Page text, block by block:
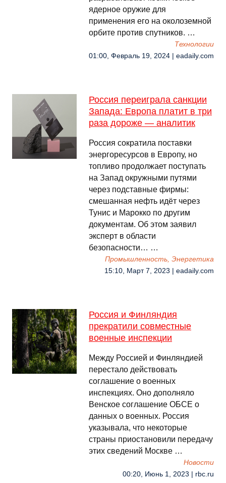
ядерное оружие для
применения его на околоземной
орбите против спутников. …
Технологии
01:00, Февраль 19, 2024 | eadaily.com
Россия переиграла санкции
Запада: Европа платит в три
раза дороже — аналитик
Россия сократила поставки
энергоресурсов в Европу, но
топливо продолжает поступать
на Запад окружными путями
через подставные фирмы:
смешанная нефть идёт через
Тунис и Марокко по другим
документам. Об этом заявил
эксперт в области
безопасности… …
Промышленность, Энергетика
15:10, Март 7, 2023 | eadaily.com
Россия и Финляндия
прекратили совместные
военные инспекции
Между Россией и Финляндией
перестало действовать
соглашение о военных
инспекциях. Оно дополняло
Венское соглашение ОБСЕ о
данных о военных. Россия
указывала, что некоторые
страны приостановили передачу
этих сведений Москве …
Новости
00:20, Июнь 1, 2023 | rbc.ru